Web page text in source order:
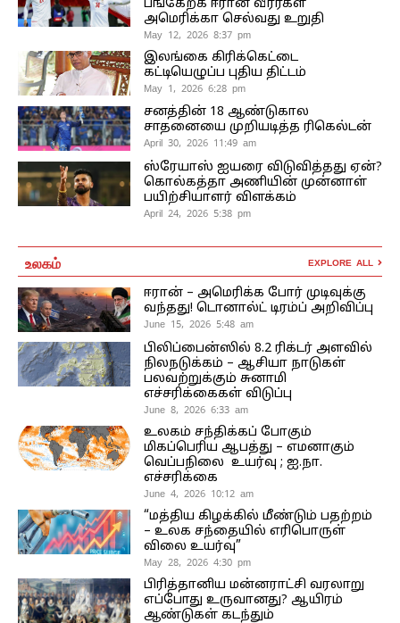
பங்கேற்க ஈரான் வீரர்கள்
அமெரிக்கா செல்வது உறுதி
May 12, 2026 8:37 pm
இலங்கை கிரிக்கெட்டை
கட்டியெழுப்ப புதிய திட்டம்
May 1, 2026 6:28 pm
சனத்தின் 18 ஆண்டுகால
சாதனையை முறியடித்த ரிகெல்டன்
April 30, 2026 11:49 am
ஸ்ரேயாஸ் ஐயரை விடுவித்தது ஏன்?
கொல்கத்தா அணியின் முன்னாள்
பயிற்சியாளர் விளக்கம்
April 24, 2026 5:38 pm
உலகம் EXPLORE ALL
ஈரான் – அமெரிக்க போர் முடிவுக்கு
வந்தது! டொனால்ட் டிரம்ப் அறிவிப்பு
June 15, 2026 5:48 am
பிலிப்பைன்ஸில் 8.2 ரிக்டர் அளவில்
நிலநடுக்கம் – ஆசியா நாடுகள்
பலவற்றுக்கும் சுனாமி
எச்சரிக்கைகள் விடுப்பு
June 8, 2026 6:33 am
உலகம் சந்திக்கப் போகும்
மிகப்பெரிய ஆபத்து – எமனாகும்
வெப்பநிலை உயர்வு ; ஐ.நா.
எச்சரிக்கை
June 4, 2026 10:12 am
“மத்திய கிழக்கில் மீண்டும் பதற்றம்
– உலக சந்தையில் எரிபொருள்
விலை உயர்வு”
May 28, 2026 4:30 pm
பிரித்தானிய மன்னராட்சி வரலாறு
எப்போது உருவானது? ஆயிரம்
ஆண்டுகள் கடந்தும்